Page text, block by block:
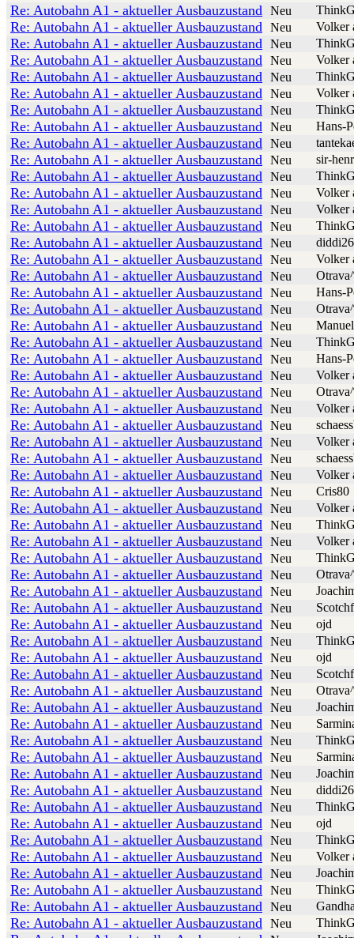
Re: Autobahn A1 - aktueller Ausbauzustand Neu
Re: Autobahn A1 - aktueller Ausbauzustand Neu Volker
Re: Autobahn A1 - aktueller Ausbauzustand Neu
Re: Autobahn A1 - aktueller Ausbauzustand Neu Volker
Re: Autobahn A1 - aktueller Ausbauzustand Neu
Re: Autobahn A1 - aktueller Ausbauzustand Neu Volker
Re: Autobahn A1 - aktueller Ausbauzustand Neu
Re: Autobahn A1 - aktueller Ausbauzustand Neu Hans-
Re: Autobahn A1 - aktueller Ausbauzustand Neu
Re: Autobahn A1 - aktueller Ausbauzustand Neu sir-
Re: Autobahn A1 - aktueller Ausbauzustand Neu
Re: Autobahn A1 - aktueller Ausbauzustand Neu Volker
Re: Autobahn A1 - aktueller Ausbauzustand Neu Volker
Re: Autobahn A1 - aktueller Ausbauzustand Neu
Re: Autobahn A1 - aktueller Ausbauzustand Neu diddi26
Re: Autobahn A1 - aktueller Ausbauzustand Neu Volker
Re: Autobahn A1 - aktueller Ausbauzustand Neu
Re: Autobahn A1 - aktueller Ausbauzustand Neu Hans-
Re: Autobahn A1 - aktueller Ausbauzustand Neu
Re: Autobahn A1 - aktueller Ausbauzustand Neu
Re: Autobahn A1 - aktueller Ausbauzustand Neu
Re: Autobahn A1 - aktueller Ausbauzustand Neu Hans-
Re: Autobahn A1 - aktueller Ausbauzustand Neu Volker
Re: Autobahn A1 - aktueller Ausbauzustand Neu
Re: Autobahn A1 - aktueller Ausbauzustand Neu Volker
Re: Autobahn A1 - aktueller Ausbauzustand Neu
Re: Autobahn A1 - aktueller Ausbauzustand Neu Volker
Re: Autobahn A1 - aktueller Ausbauzustand Neu
Re: Autobahn A1 - aktueller Ausbauzustand Neu Volker
Re: Autobahn A1 - aktueller Ausbauzustand Neu Cris80
Re: Autobahn A1 - aktueller Ausbauzustand Neu Volker
Re: Autobahn A1 - aktueller Ausbauzustand Neu
Re: Autobahn A1 - aktueller Ausbauzustand Neu Volker
Re: Autobahn A1 - aktueller Ausbauzustand Neu
Re: Autobahn A1 - aktueller Ausbauzustand Neu
Re: Autobahn A1 - aktueller Ausbauzustand Neu
Re: Autobahn A1 - aktueller Ausbauzustand Neu
Re: Autobahn A1 - aktueller Ausbauzustand Neu ojd
Re: Autobahn A1 - aktueller Ausbauzustand Neu
Re: Autobahn A1 - aktueller Ausbauzustand Neu ojd
Re: Autobahn A1 - aktueller Ausbauzustand Neu
Re: Autobahn A1 - aktueller Ausbauzustand Neu
Re: Autobahn A1 - aktueller Ausbauzustand Neu
Re: Autobahn A1 - aktueller Ausbauzustand Neu
Re: Autobahn A1 - aktueller Ausbauzustand Neu
Re: Autobahn A1 - aktueller Ausbauzustand Neu
Re: Autobahn A1 - aktueller Ausbauzustand Neu
Re: Autobahn A1 - aktueller Ausbauzustand Neu diddi26
Re: Autobahn A1 - aktueller Ausbauzustand Neu
Re: Autobahn A1 - aktueller Ausbauzustand Neu ojd
Re: Autobahn A1 - aktueller Ausbauzustand Neu
Re: Autobahn A1 - aktueller Ausbauzustand Neu Volker
Re: Autobahn A1 - aktueller Ausbauzustand Neu
Re: Autobahn A1 - aktueller Ausbauzustand Neu
Re: Autobahn A1 - aktueller Ausbauzustand Neu
Re: Autobahn A1 - aktueller Ausbauzustand Neu